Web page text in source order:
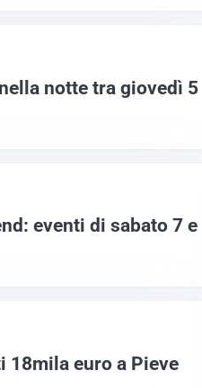
notte tra giovedì 5
eventi di sabato 7 e
18mila euro a Pieve